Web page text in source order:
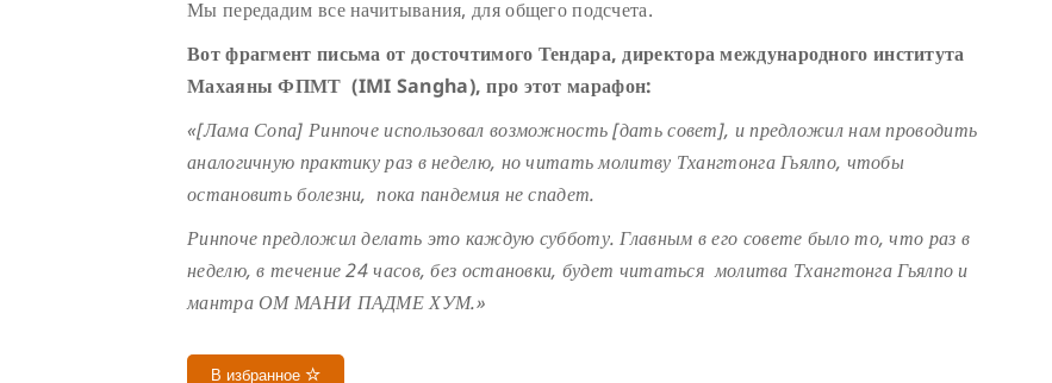
Мы передадим все начитывания, для общего подсчета.
Вот фрагмент письма от досточтимого Тендара, директора международного института
Махаяны ФПМТ (IMI Sangha), про этот марафон:
«[Лама Сопа] Ринпоче использовал возможность [дать совет], и предложил нам проводить
аналогичную практику раз в неделю, но читать молитву Тхангтонга Гьялпо, чтобы
остановить болезни, пока пандемия не спадет.
Ринпоче предложил делать это каждую субботу. Главным в его совете было то, что раз в
неделю, в течение 24 часов, без остановки, будет читаться молитва Тхангтонга Гьялпо и
мантра ОМ МАНИ ПАДМЕ ХУМ.»
В избранное